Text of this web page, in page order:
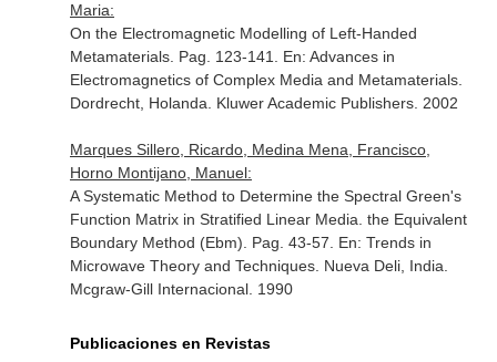
Maria:
On the Electromagnetic Modelling of Left-Handed
Metamaterials. Pag. 123-141. En: Advances in
Electromagnetics of Complex Media and Metamaterials.
Dordrecht, Holanda. Kluwer Academic Publishers. 2002
Marques Sillero, Ricardo, Medina Mena, Francisco,
Horno Montijano, Manuel:
A Systematic Method to Determine the Spectral Green's
Function Matrix in Stratified Linear Media. the Equivalent
Boundary Method (Ebm). Pag. 43-57. En: Trends in
Microwave Theory and Techniques. Nueva Deli, India.
Mcgraw-Gill Internacional. 1990
Publicaciones en Revistas